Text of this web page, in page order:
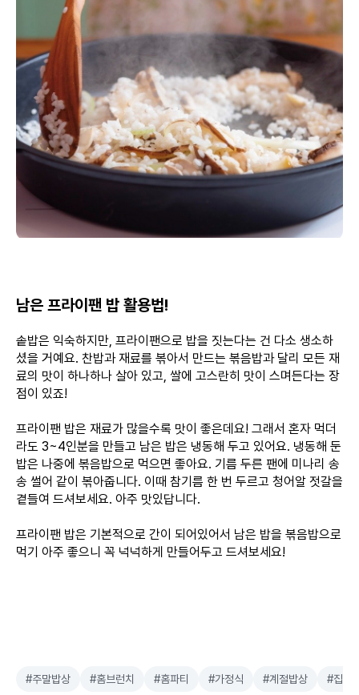
남은 프라이팬 밥 활용법!
솥밥은 익숙하지만, 프라이팬으로 밥을 짓는다는 건 다소 생소하
셨을 거예요. 찬밥과 재료를 볶아서 만드는 볶음밥과 달리 모든 재
료의 맛이 하나하나 살아 있고, 쌀에 고스란히 맛이 스며든다는 장
점이 있죠!
프라이팬 밥은 재료가 많을수록 맛이 좋은데요! 그래서 혼자 먹더
라도 3~4인분을 만들고 남은 밥은 냉동해 두고 있어요. 냉동해 둔
밥은 나중에 볶음밥으로 먹으면 좋아요. 기름 두른 팬에 미나리 송
송 썰어 같이 볶아줍니다. 이때 참기름 한 번 두르고 청어알 젓갈을
곁들여 드셔보세요. 아주 맛있답니다.
프라이팬 밥은 기본적으로 간이 되어있어서 남은 밥을 볶음밥으로
먹기 아주 좋으니 꼭 넉넉하게 만들어두고 드셔보세요!
#주말밥상 #홈브런치 #홈파티 #가정식 #계절밥상 #집밥